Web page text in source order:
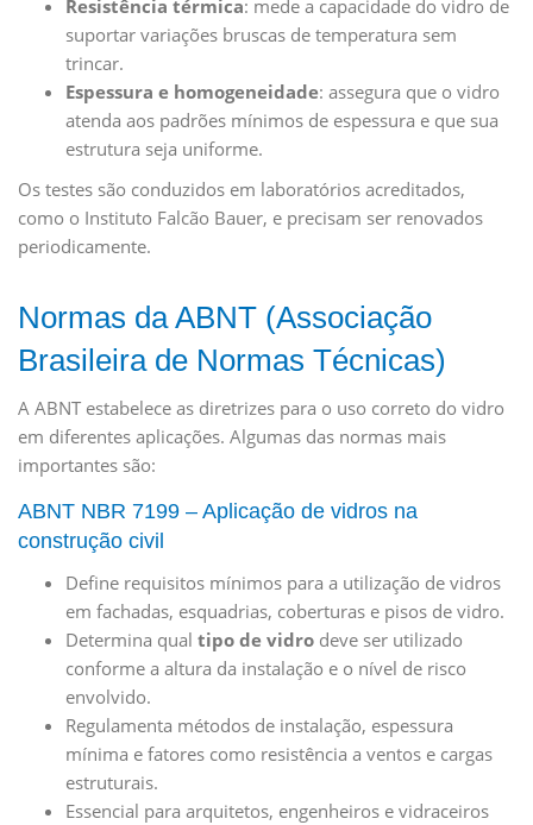
Resistência térmica: mede a capacidade do vidro de
suportar variações bruscas de temperatura sem
trincar.
Espessura e homogeneidade: assegura que o vidro
atenda aos padrões mínimos de espessura e que sua
estrutura seja uniforme.
Os testes são conduzidos em laboratórios acreditados,
como o Instituto Falcão Bauer, e precisam ser renovados
periodicamente.
Normas da ABNT (Associação
Brasileira de Normas Técnicas)
A ABNT estabelece as diretrizes para o uso correto do vidro
em diferentes aplicações. Algumas das normas mais
importantes são:
ABNT NBR 7199 – Aplicação de vidros na
construção civil
Define requisitos mínimos para a utilização de vidros
em fachadas, esquadrias, coberturas e pisos de vidro.
Determina qual tipo de vidro deve ser utilizado
conforme a altura da instalação e o nível de risco
envolvido.
Regulamenta métodos de instalação, espessura
mínima e fatores como resistência a ventos e cargas
estruturais.
Essencial para arquitetos, engenheiros e vidraceiros